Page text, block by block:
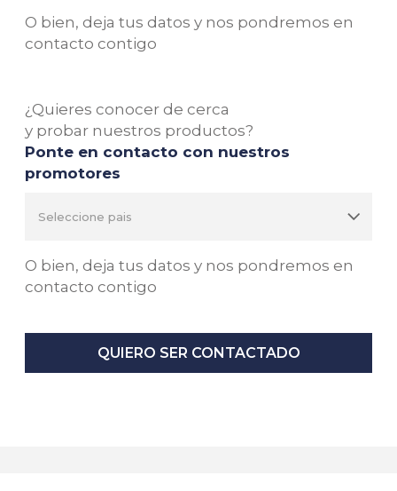
O bien, deja tus datos y nos pondremos en
contacto contigo
¿Quieres conocer de cerca
y probar nuestros productos?
Ponte en contacto con nuestros
promotores
O bien, deja tus datos y nos pondremos en
contacto contigo
QUIERO SER CONTACTADO